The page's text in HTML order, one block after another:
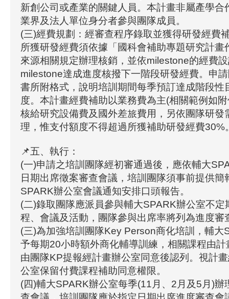
新創公司或產業的關鍵人員。本計畫非屬產學合
業界及法人單位身分者參與團隊成員。
(三)經費規劃：經審查程序錄取並獲得研發經費
所獲研發經費須依據「國科會補助專題研究計畫
來源相關規定辦理核銷，並依milestone的經費
milestone達成進度核撥下一階段研發經費。申
書所附格式，說明培訓期間每季預訂達成階段性
度。本計畫經費補助以業務費為主(相關範例如
核給研究設備費及國外差旅費用，另依團隊研發
理，惟支付額度不得超過所獲補助研發經費30%
📌五、執行：
(一)申請之培訓團隊經初審通過後，應依輔大
日期出席徵案審查會議，培訓團隊須事前提供簡
SPARK辦公室會議通知安排口頭報告。
(二)錄取團隊應派員參與輔大SPARK辦公室不定
程、會議及活動，團隊參與出席率將列為進度審
(三)為加強培訓團隊Key Person商化培訓，輔大
予每期20小時額外商化輔導訓練，相關課程由
由團隊KP提報經計畫辦公室同意後認列。視計
公室保留付費課程補助同意權限。
(四)輔大SPARK辦公室每季(11月、2月及5月)辦